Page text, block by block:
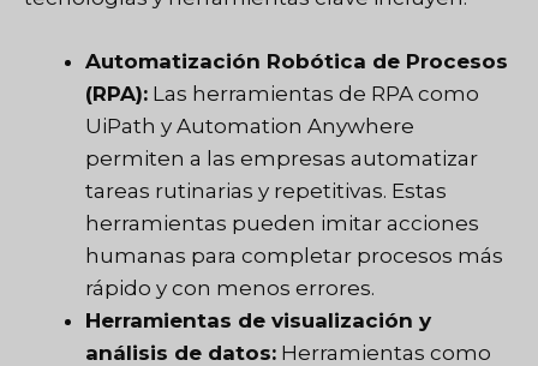
Automatización Robótica de Procesos
(RPA): Las herramientas de RPA como
UiPath y Automation Anywhere
permiten a las empresas automatizar
tareas rutinarias y repetitivas. Estas
herramientas pueden imitar acciones
humanas para completar procesos más
rápido y con menos errores.
Herramientas de visualización y
análisis de datos: Herramientas como